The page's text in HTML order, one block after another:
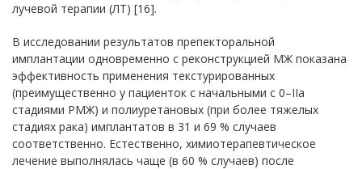
лучевой терапии (ЛТ) [16].
В исследовании результатов препекторальной
имплантации одновременно с реконструкцией МЖ показана
эффективность применения текстурированных
(преимущественно у пациенток с начальными с 0–IIa
стадиями РМЖ) и полиуретановых (при более тяжелых
стадиях рака) имплантатов в 31 и 69 % случаев
соответственно. Естественно, химиотерапевтическое
лечение выполнялась чаще (в 60 % случаев) после